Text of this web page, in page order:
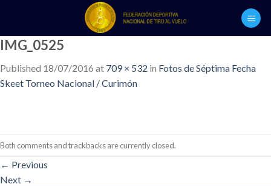
content
IMG_0525
Published 18/07/2016 at 709 × 532 in Fotos de Séptima Fecha
Skeet Torneo Nacional / Curimón
Both comments and trackbacks are currently closed.
← Previous
Next →